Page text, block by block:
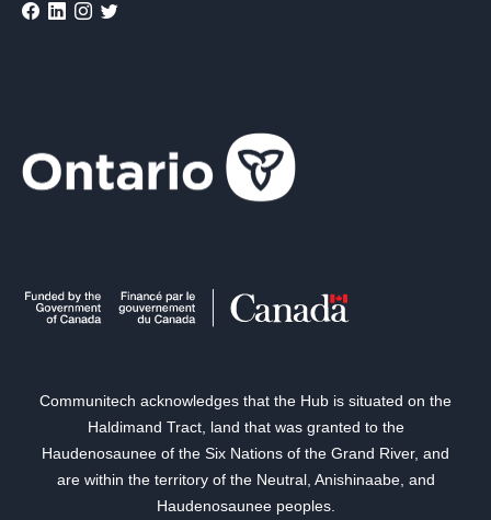
Communitech acknowledges that the Hub is situated on the
Haldimand Tract, land that was granted to the
Haudenosaunee of the Six Nations of the Grand River, and
are within the territory of the Neutral, Anishinaabe, and
Haudenosaunee peoples.